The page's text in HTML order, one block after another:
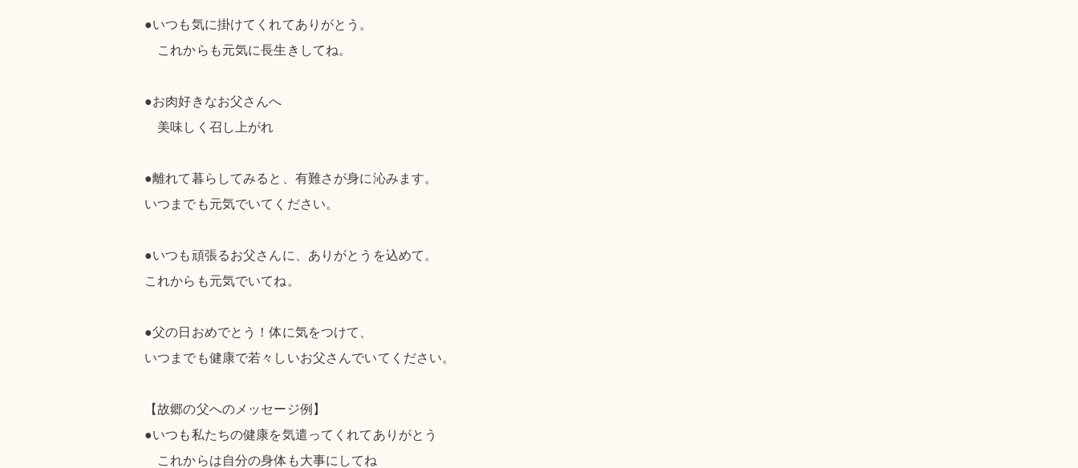
●いつも気に掛けてくれてありがとう。
これからも元気に長生きしてね。
●お肉好きなお父さんへ
美味しく召し上がれ
●離れて暮らしてみると、有難さが身に沁みます。
いつまでも元気でいてください。
●いつも頑張るお父さんに、ありがとうを込めて。
これからも元気でいてね。
●父の日おめでとう！体に気をつけて、
いつまでも健康で若々しいお父さんでいてください。
【故郷の父へのメッセージ例】
●いつも私たちの健康を気遣ってくれてありがとう
これからは自分の身体も大事にしてね